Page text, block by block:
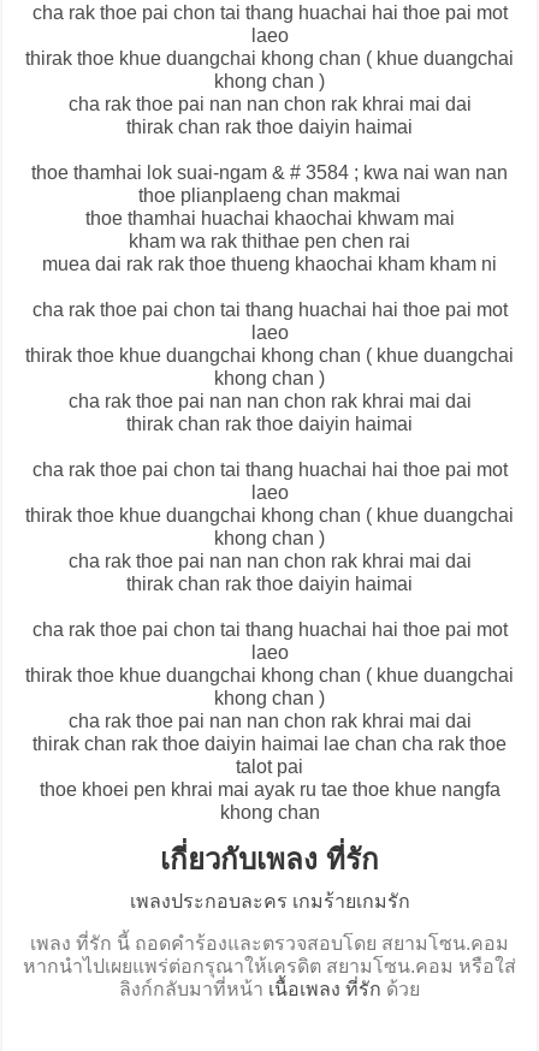
cha rak thoe pai chon tai thang huachai hai thoe pai mot
laeo
thirak thoe khue duangchai khong chan ( khue duangchai
khong chan )
cha rak thoe pai nan nan chon rak khrai mai dai
thirak chan rak thoe daiyin haimai
thoe thamhai lok suai-ngam & # 3584 ; kwa nai wan nan
thoe plianplaeng chan makmai
thoe thamhai huachai khaochai khwam mai
kham wa rak thithae pen chen rai
muea dai rak rak thoe thueng khaochai kham kham ni
cha rak thoe pai chon tai thang huachai hai thoe pai mot
laeo
thirak thoe khue duangchai khong chan ( khue duangchai
khong chan )
cha rak thoe pai nan nan chon rak khrai mai dai
thirak chan rak thoe daiyin haimai
cha rak thoe pai chon tai thang huachai hai thoe pai mot
laeo
thirak thoe khue duangchai khong chan ( khue duangchai
khong chan )
cha rak thoe pai nan nan chon rak khrai mai dai
thirak chan rak thoe daiyin haimai
cha rak thoe pai chon tai thang huachai hai thoe pai mot
laeo
thirak thoe khue duangchai khong chan ( khue duangchai
khong chan )
cha rak thoe pai nan nan chon rak khrai mai dai
thirak chan rak thoe daiyin haimai lae chan cha rak thoe
talot pai
thoe khoei pen khrai mai ayak ru tae thoe khue nangfa
khong chan
เกี่ยวกับเพลง ที่รัก
เพลงประกอบละคร เกมร้ายเกมรัก
เพลง ที่รัก นี้ ถอดคำร้องและตรวจสอบโดย สยามโซน.คอม
หากนำไปเผยแพร่ต่อกรุณาให้เครดิต สยามโซน.คอม หรือใส่
ลิงก์กลับมาที่หน้า เนื้อเพลง ที่รัก ด้วย